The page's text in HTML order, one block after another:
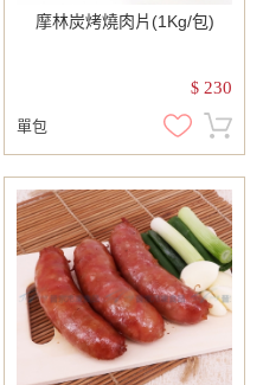
摩林炭烤燒肉片(1Kg/包)
$ 230
單包